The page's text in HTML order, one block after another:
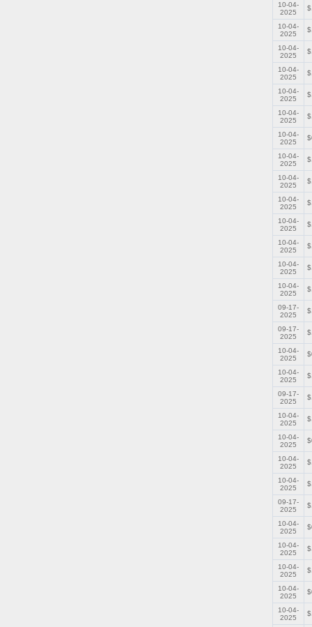
10-04-
2025
10-04-
2025
10-04-
2025
10-04-
2025
10-04-
2025
10-04-
2025
10-04-
2025
10-04-
2025
10-04-
2025
10-04-
2025
10-04-
2025
10-04-
2025
10-04-
2025
10-04-
2025
09-17-
2025
09-17-
2025
10-04-
2025
10-04-
2025
09-17-
2025
10-04-
2025
10-04-
2025
10-04-
2025
10-04-
2025
09-17-
2025
10-04-
2025
10-04-
2025
10-04-
2025
10-04-
2025
10-04-
2025